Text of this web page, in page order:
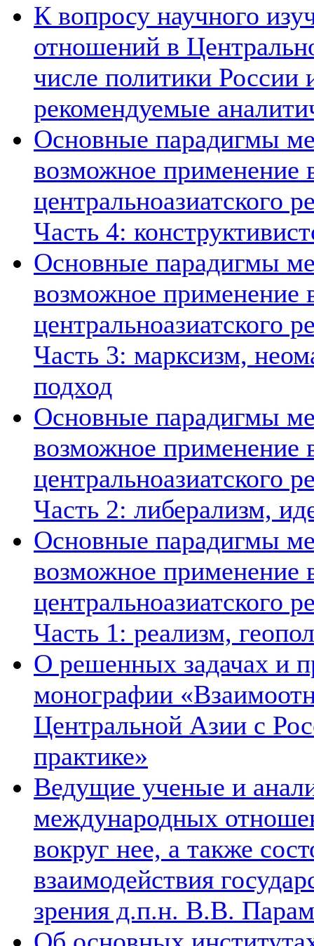
К вопросу научного
отношений в
числе политики России
рекомендуемые
Основные парадигмы
возможное применение
центральноазиатского
Часть 4:
Основные парадигмы
возможное применение
центральноазиатского
Часть 3: марксизм,
подход
Основные парадигмы
возможное применение
центральноазиатского
Часть 2: либерализм,
Основные парадигмы
возможное применение
центральноазиатского
Часть 1: реализм,
О решенных задачах и
монографии
Центральной Азии с
практике»
Ведущие ученые и
международных
вокруг нее, а также
взаимодействия
зрения д.п.н. В.В.